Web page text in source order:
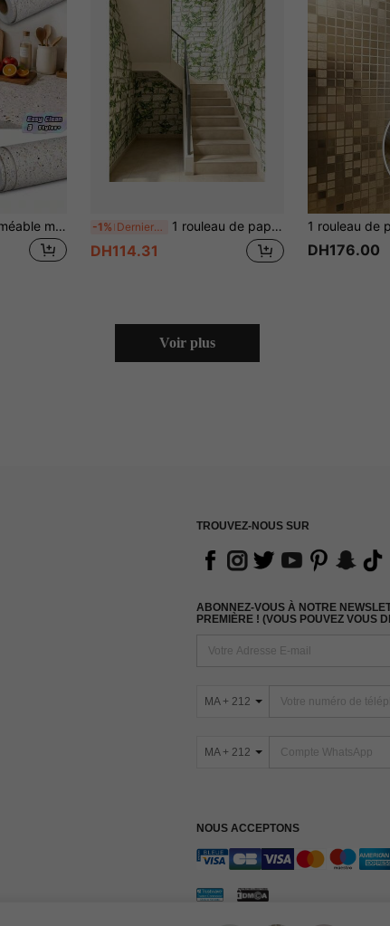
Papier contact imperméable motif granite doré, autocollant pour plans de travail, bureaux, armoires, étagères. Revêtement adhésif pour comptoirs de cuisine. Décoration d'intérieur -1% Derniers 2 jours 1 rouleau de papier peint autoadhésif motif lierre, matériau vinyle, résistant à l'humidité et à la déchirure, autocollant décoratif mural, convient pour balcon, entrée et maison de location, peut rénover meubles, bureau et tiroir, taille du papier peint : 17,7 pouces x 39,3/118,1/196,8 pouces
DH114.31 DH176.00
Voir plus
TROUVEZ-NOUS SUR
ABONNEZ-VOUS À NOTRE
PREMIÈRE ! (VOUS POUVEZ VOUS
MA + 212
MA + 212
NOUS ACCEPTONS